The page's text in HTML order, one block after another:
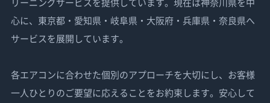
心に、東京都・愛知県・岐阜県・大阪府・兵庫県・奈良県へ
サービスを展開しています。
各エアコンに合わせた個別のアプローチを大切にし、お客様
一人ひとりのご要望に応えることをお約束します。安心して